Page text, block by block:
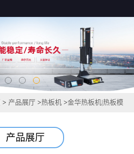
> 产品展厅 >热板机 >金华热板机|热板模
产品展厅